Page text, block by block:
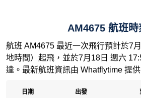
AM4675 航班時
航班 AM4675 最近一次飛行預計於7
地時間）起飛，並於7月18日 週六
達。最新航班資訊由 Whatflytime 提供
日期 出發